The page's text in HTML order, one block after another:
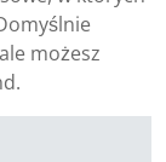
możesz